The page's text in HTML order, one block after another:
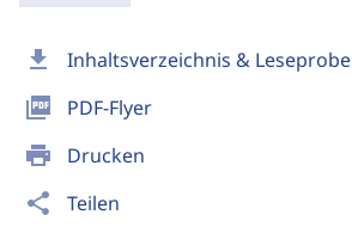
download Inhaltsverzeichnis & Leseprobe
picture_as_pdf PDF-Flyer
print Drucken
share Teilen